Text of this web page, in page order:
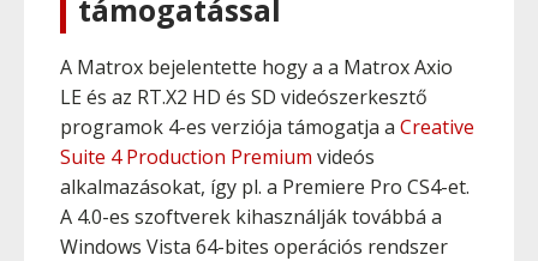
támogatással
A Matrox bejelentette hogy a a Matrox Axio
LE és az RT.X2 HD és SD videószerkesztő
programok 4-es verziója támogatja a Creative
Suite 4 Production Premium videós
alkalmazásokat, így pl. a Premiere Pro CS4-et.
A 4.0-es szoftverek kihasználják továbbá a
Windows Vista 64-bites operációs rendszer